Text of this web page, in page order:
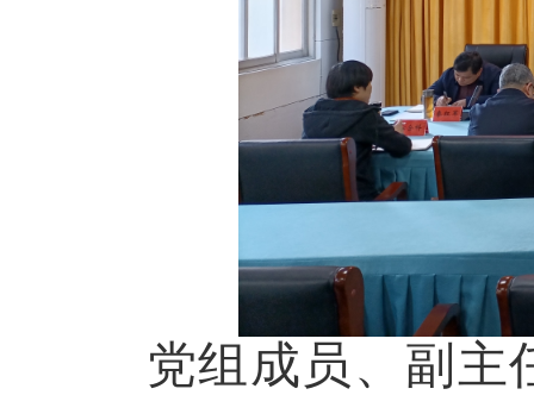
党组成员、副主